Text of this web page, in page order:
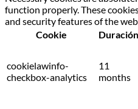
function properly. These
and security features of the
Cookie
Duración
cookielawinfo-
checkbox-analytics
11
months